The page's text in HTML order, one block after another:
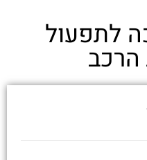
לתפעול
הרכב